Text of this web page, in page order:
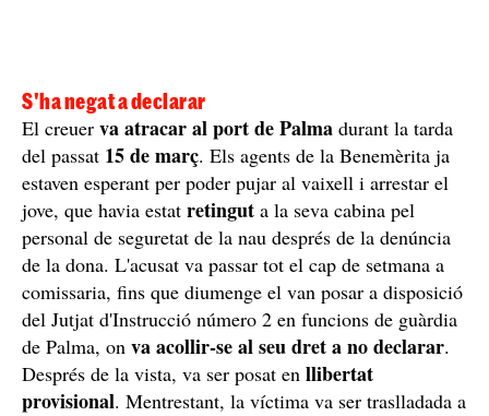
S'ha negat a declarar
El creuer va atracar al port de Palma durant la tarda
del passat 15 de març. Els agents de la Benemèrita ja
estaven esperant per poder pujar al vaixell i arrestar el
jove, que havia estat retingut a la seva cabina pel
personal de seguretat de la nau després de la denúncia
de la dona. L'acusat va passar tot el cap de setmana a
comissaria, fins que diumenge el van posar a disposició
del Jutjat d'Instrucció número 2 en funcions de guàrdia
de Palma, on va acollir-se al seu dret a no declarar.
Després de la vista, va ser posat en llibertat
provisional. Mentrestant, la víctima va ser traslladada a